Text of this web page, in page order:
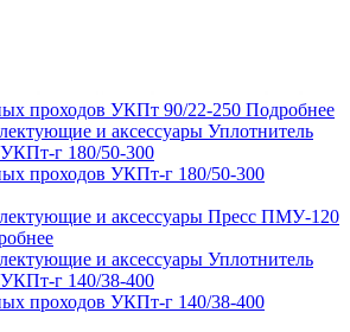
проходов УКПт 90/22-250 Подробнее
проходов УКПт-г 180/50-300
проходов УКПт-г 140/38-400